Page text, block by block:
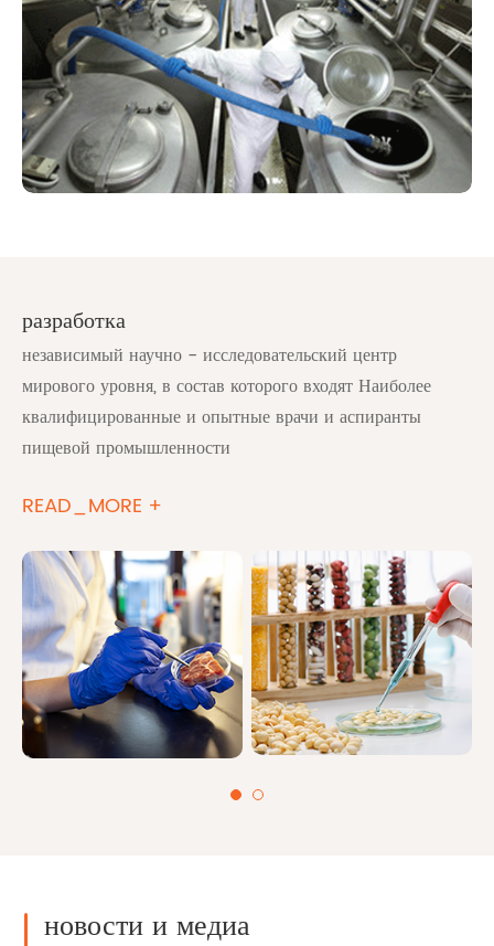
разработка
независимый научно - исследовательский центр
мирового уровня, в состав которого входят Наиболее
квалифицированные и опытные врачи и аспиранты
пищевой промышленности
READ_MORE +
новости и медиа